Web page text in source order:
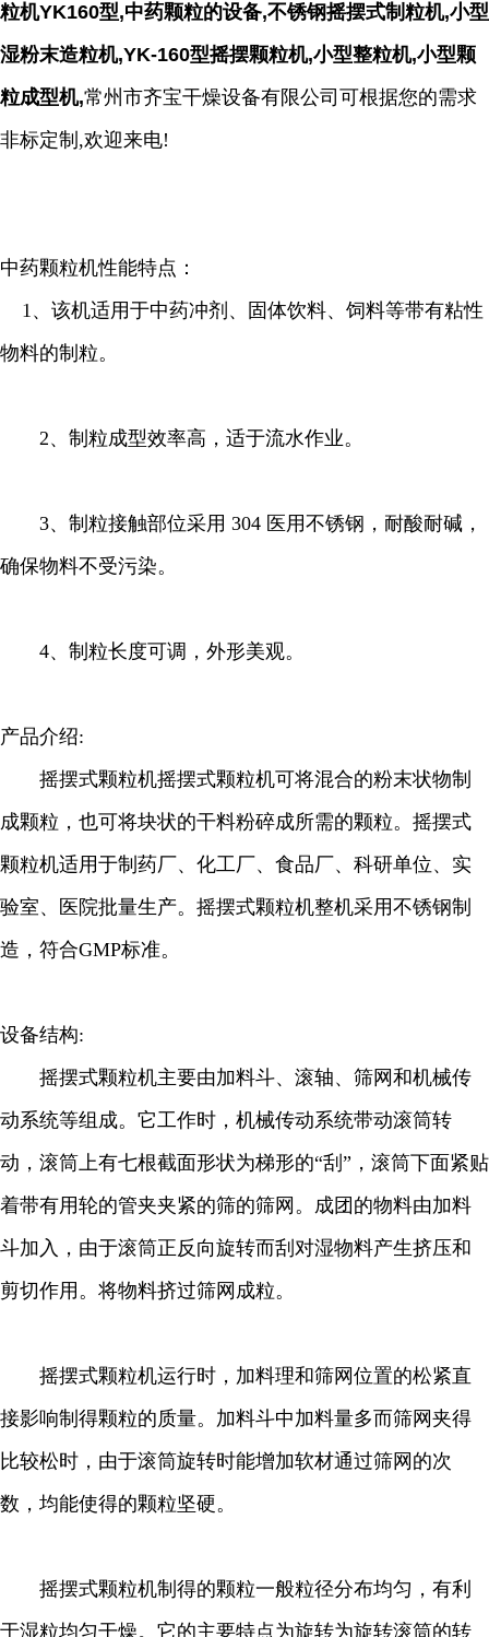
粒机YK160型,中药颗粒的设备,不锈钢摇摆式制粒机,小型
湿粉末造粒机,YK-160型摇摆颗粒机,小型整粒机,小型颗
粒成型机,常州市齐宝干燥设备有限公司可根据您的需求
非标定制,欢迎来电!
中药颗粒机性能特点：
1、该机适用于中药冲剂、固体饮料、饲料等带有粘性
物料的制粒。
2、制粒成型效率高，适于流水作业。
3、制粒接触部位采用 304 医用不锈钢，耐酸耐碱，
确保物料不受污染。
4、制粒长度可调，外形美观。
产品介绍:
摇摆式颗粒机摇摆式颗粒机可将混合的粉末状物制
成颗粒，也可将块状的干料粉碎成所需的颗粒。摇摆式
颗粒机适用于制药厂、化工厂、食品厂、科研单位、实
验室、医院批量生产。摇摆式颗粒机整机采用不锈钢制
造，符合GMP标准。
设备结构:
摇摆式颗粒机主要由加料斗、滚轴、筛网和机械传
动系统等组成。它工作时，机械传动系统带动滚筒转
动，滚筒上有七根截面形状为梯形的“刮”，滚筒下面紧贴
着带有用轮的管夹夹紧的筛的筛网。成团的物料由加料
斗加入，由于滚筒正反向旋转而刮对湿物料产生挤压和
剪切作用。将物料挤过筛网成粒。
摇摆式颗粒机运行时，加料理和筛网位置的松紧直
接影响制得颗粒的质量。加料斗中加料量多而筛网夹得
比较松时，由于滚筒旋转时能增加软材通过筛网的次
数，均能使得的颗粒坚硬。
摇摆式颗粒机制得的颗粒一般粒径分布均匀，有利
于湿粒均匀干燥。它的主要特点为旋转为旋转滚筒的转